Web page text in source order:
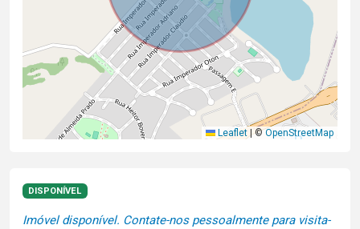
Leaflet |©OpenStreetMap
DISPONÍVEL
Imóvel disponível. Contate-nos pessoalmente para visita-